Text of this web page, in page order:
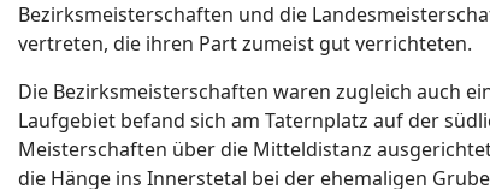
Bezirksmeisterschaften und die
vertreten, die ihren Part zumeist gut verrichteten.
Die Bezirksmeisterschaften waren zugleich auch
Laufgebiet befand sich am Taternplatz auf der
Meisterschaften über die Mitteldistanz
die Hänge ins Innerstetal bei der ehemaligen